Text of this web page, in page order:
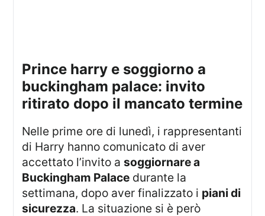
prince harry e soggiorno a
buckingham palace: invito
ritirato dopo il mancato termine
Nelle prime ore di lunedì, i rappresentanti
di Harry hanno comunicato di aver
accettato l’invito asoggiornare a
Buckingham Palace durante la
settimana, dopo aver finalizzato i piani di
sicurezza. La situazione si è però